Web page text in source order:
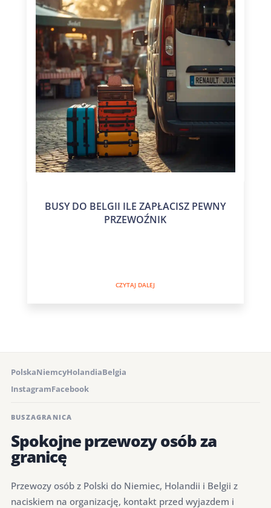
BUSY DO BELGII ILE ZAPŁACISZ PEWNY
PRZEWOŹNIK
CZYTAJ DALEJ
PolskaNiemcyHolandiaBelgia
InstagramFacebook
BUSZAGRANICA
Spokojne przewozy osób za
granicę
Przewozy osób z Polski do Niemiec, Holandii i Belgii z
naciskiem na organizację, kontakt przed wyjazdem i